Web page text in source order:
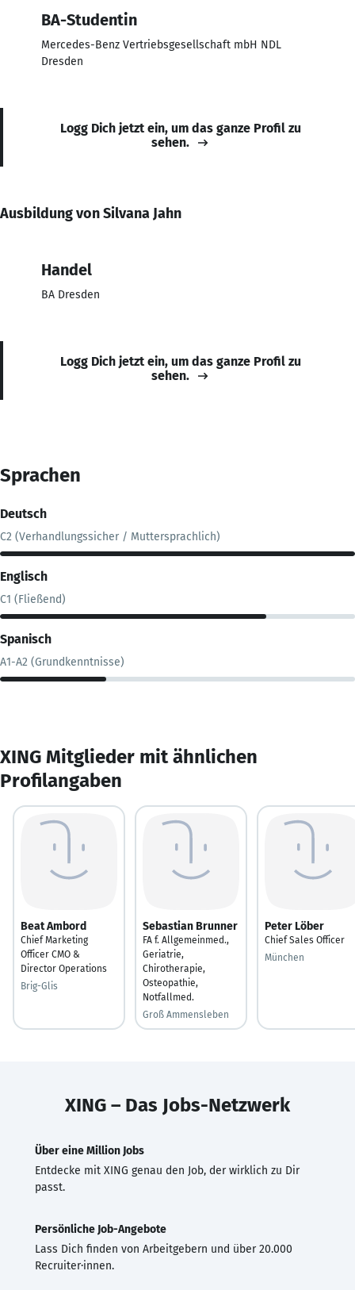
BA-Studentin
Mercedes-Benz Vertriebsgesellschaft mbH NDL
Dresden
Logg Dich jetzt ein, um das ganze Profil zu
sehen.
Ausbildung von Silvana Jahn
Handel
BA Dresden
Logg Dich jetzt ein, um das ganze Profil zu
sehen.
Sprachen
Deutsch
C2 (Verhandlungssicher / Muttersprachlich)
Englisch
C1 (Fließend)
Spanisch
A1-A2 (Grundkenntnisse)
XING Mitglieder mit ähnlichen
Profilangaben
Beat Ambord
Chief Marketing
Officer CMO &
Director Operations
Brig-Glis
Sebastian Brunner
FA f. Allgemeinmed.,
Geriatrie,
Chirotherapie,
Osteopathie,
Notfallmed.
Groß Ammensleben
Peter Löber
Chief Sales Officer
München
XING – Das Jobs-Netzwerk
Über eine Million Jobs
Entdecke mit XING genau den Job, der wirklich zu Dir
passt.
Persönliche Job-Angebote
Lass Dich finden von Arbeitgebern und über 20.000
Recruiter·innen.